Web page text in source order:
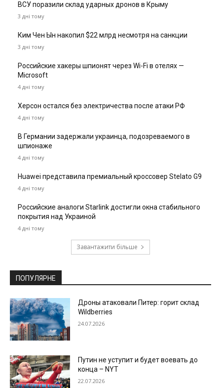
ВСУ поразили склад ударных дронов в Крыму
3 дні тому
Ким Чен Ын накопил $22 млрд несмотря на санкции
3 дні тому
Российские хакеры шпионят через Wi-Fi в отелях —
Microsoft
4 дні тому
Херсон остался без электричества после атаки РФ
4 дні тому
В Германии задержали украинца, подозреваемого в
шпионаже
4 дні тому
Huawei представила премиальный кроссовер Stelato G9
4 дні тому
Российские аналоги Starlink достигли окна стабильного
покрытия над Украиной
4 дні тому
Завантажити більше
ПОПУЛЯРНЕ
Дроны атаковали Питер: горит склад
Wildberries
24.07.2026
Путин не уступит и будет воевать до
конца – NYT
22.07.2026